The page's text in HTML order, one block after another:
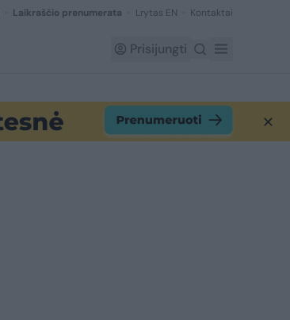
Laikraščio prenumerata Lrytas EN Kontaktai
Prisijungti